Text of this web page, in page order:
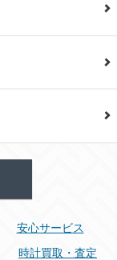
安心サービス
時計買取・査定